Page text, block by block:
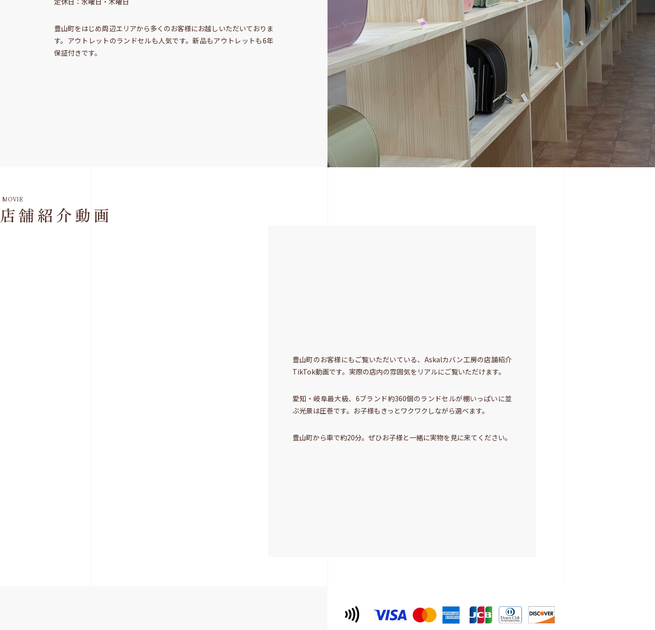
豊山町をはじめ周辺エリアから多くのお客様にお越しいただいておりま
す。アウトレットのランドセルも人気です。新品もアウトレットも6年
保証付きです。
MOVIE
店舗紹介動画
豊山町のお客様にもご覧いただいている、Askalカバン工房の店舗紹介
TikTok動画です。実際の店内の雰囲気をリアルにご覧いただけます。
愛知・岐阜最大級、6ブランド約360個のランドセルが棚いっぱいに並
ぶ光景は圧巻です。お子様もきっとワクワクしながら選べます。
豊山町から車で約20分。ぜひお子様と一緒に実物を見に来てください。